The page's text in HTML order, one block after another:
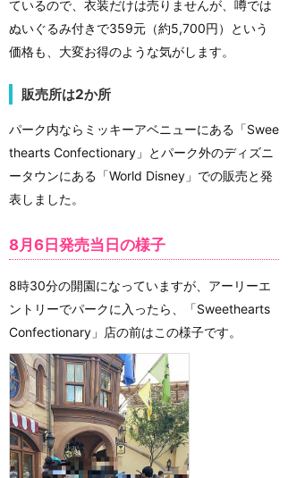
ているので、衣装だけは売りませんが、噂では
ぬいぐるみ付きで359元（約5,700円）という
価格も、大変お得のような気がします。
販売所は2か所
パーク内ならミッキーアベニューにある「Swee
thearts Confectionary」とパーク外のディズニ
ータウンにある「World Disney」での販売と発
表しました。
8月6日発売当日の様子
8時30分の開園になっていますが、アーリーエ
ントリーでパークに入ったら、「Sweethearts
Confectionary」店の前はこの様子です。